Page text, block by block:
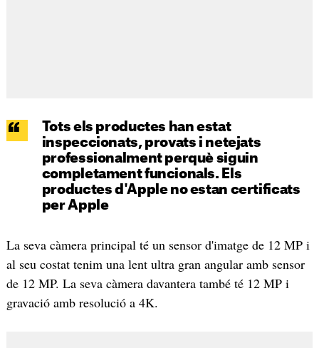
Tots els productes han estat
inspeccionats, provats i netejats
professionalment perquè siguin
completament funcionals. Els
productes d'Apple no estan certificats
per Apple
La seva càmera principal té un sensor d'imatge de 12 MP i
al seu costat tenim una lent ultra gran angular amb sensor
de 12 MP. La seva càmera davantera també té 12 MP i
gravació amb resolució a 4K.